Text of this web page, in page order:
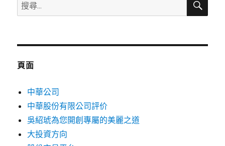
尋
鍵
頁面
中華公司
中華股份有限公司評价
吳紹琥為您開創專屬的美麗之道
大投資方向